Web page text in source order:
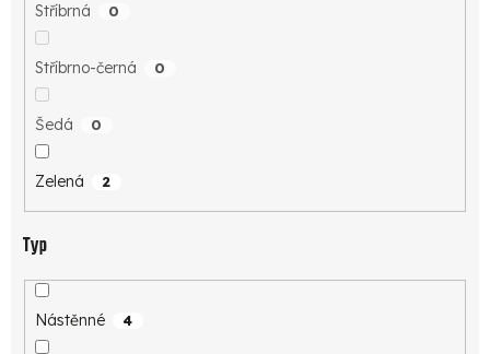
Stříbrná 0
Stříbrno-černá 0
Šedá 0
Zelená 2
Typ
Nástěnné 4